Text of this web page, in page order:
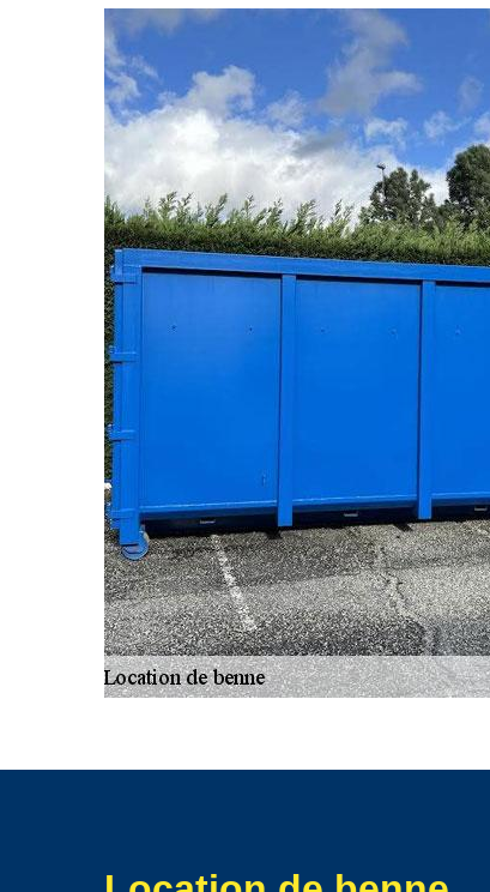
RG Location
benne de notre
Réputée pour la location de bennes de qualité,
ce, quel que soit le volume de débris à
tous types de déchets, industriels,
mettre à votre disposition des bennes adaptées
pouvez louer les bennes dans un délai